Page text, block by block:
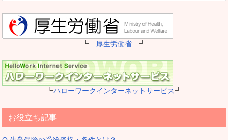
┗ 厚生労働省 ┛
┗ハローワークインターネットサービス┛
お役立ち記事